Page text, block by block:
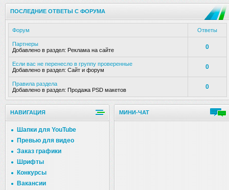
ПОСЛЕДНИЕ ОТВЕТЫ С ФОРУМА
Форум Ответы
Партнеры
Добавлено в раздел: Реклама на сайте 0
Если вас не перенесло в группу проверенные
Добавлено в раздел: Сайт и форум 0
Правила раздела
Добавлено в раздел: Продажа PSD макетов 0
НАВИГАЦИЯ
Шапки для YouTube
Превью для видео
Заказ графики
Шрифты
Конкурсы
Вакансии
МИНИ-ЧАТ